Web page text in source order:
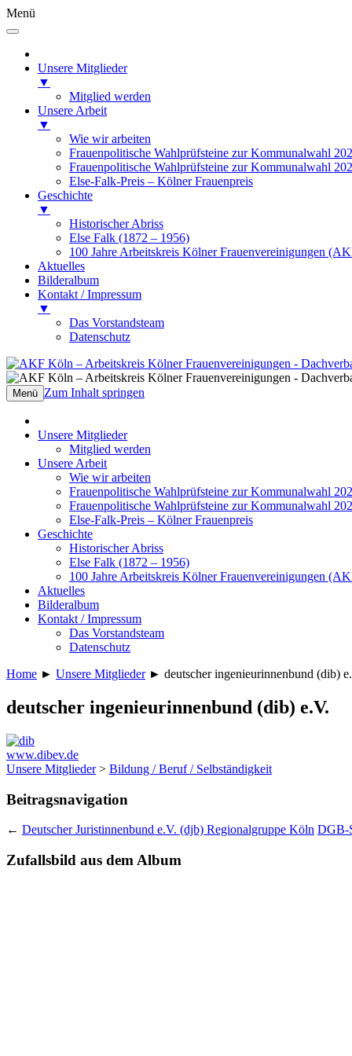
Menü
Unsere Mitglieder
▼
Mitglied werden
Unsere Arbeit
▼
Wie wir arbeiten
Frauenpolitische Wahlprüfsteine zur Kommunalwahl
Frauenpolitische Wahlprüfsteine zur Kommunalwahl
Else-Falk-Preis – Kölner Frauenpreis
Geschichte
▼
Historischer Abriss
Else Falk (1872 – 1956)
100 Jahre Arbeitskreis Kölner Frauenvereinigungen
Aktuelles
Bilderalbum
Kontakt / Impressum
▼
Das Vorstandsteam
Datenschutz
AKF Köln – Arbeitskreis Kölner
Dachverband Kölner Frauenverbände,
Menü Zum Inhalt springen
Unsere Mitglieder
Mitglied werden
Unsere Arbeit
Wie wir arbeiten
Frauenpolitische Wahlprüfsteine zur Kommunalwahl
Frauenpolitische Wahlprüfsteine zur Kommunalwahl
Else-Falk-Preis – Kölner Frauenpreis
Geschichte
Historischer Abriss
Else Falk (1872 – 1956)
100 Jahre Arbeitskreis Kölner Frauenvereinigungen
Aktuelles
Bilderalbum
Kontakt / Impressum
Das Vorstandsteam
Datenschutz
Home ► Unsere Mitglieder► deutscher ingenieurinnenbund (dib)
deutscher ingenieurinnenbund (dib) e.V.
www.dibev.de
Unsere Mitglieder> Bildung / Beruf / Selbständigkeit
Beitragsnavigation
← Deutscher Juristinnenbund e.V. (djb) Regionalgruppe Köln DGB-
Zufallsbild aus dem Album